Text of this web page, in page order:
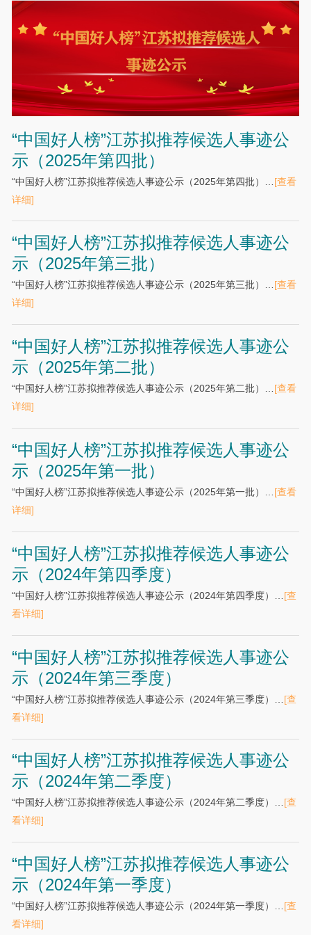
“中国好人榜”江苏拟推荐候选人事迹公
示（2025年第四批）
“中国好人榜”江苏拟推荐候选人事迹公示（2025年第四批）… [查看
详细]
“中国好人榜”江苏拟推荐候选人事迹公
示（2025年第三批）
“中国好人榜”江苏拟推荐候选人事迹公示（2025年第三批）…[查看
详细]
“中国好人榜”江苏拟推荐候选人事迹公
示（2025年第二批）
“中国好人榜”江苏拟推荐候选人事迹公示（2025年第二批）… [查看
详细]
“中国好人榜”江苏拟推荐候选人事迹公
示（2025年第一批）
“中国好人榜”江苏拟推荐候选人事迹公示（2025年第一批）… [查看
详细]
“中国好人榜”江苏拟推荐候选人事迹公
示（2024年第四季度）
“中国好人榜”江苏拟推荐候选人事迹公示（2024年第四季度）… [查
看详细]
“中国好人榜”江苏拟推荐候选人事迹公
示（2024年第三季度）
“中国好人榜”江苏拟推荐候选人事迹公示（2024年第三季度）… [查
看详细]
“中国好人榜”江苏拟推荐候选人事迹公
示（2024年第二季度）
“中国好人榜”江苏拟推荐候选人事迹公示（2024年第二季度）…[查
看详细]
“中国好人榜”江苏拟推荐候选人事迹公
示（2024年第一季度）
“中国好人榜”江苏拟推荐候选人事迹公示（2024年第一季度）…[查
看详细]